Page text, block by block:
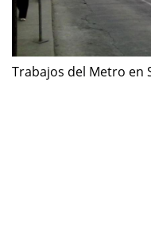
Trabajos del Metro en